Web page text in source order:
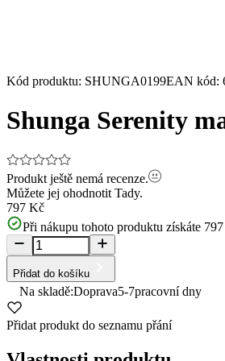
Kód produktu: SHUNGA0199EAN kód:
Shunga Serenity
Produkt ještě nemá recenze.
Můžete jej ohodnotit Tady.
797 Kč
Při nákupu tohoto produktu získáte 797
Přidat do košíku
Na skladě:Doprava5-7pracovní dny
Přidat produkt do seznamu přání